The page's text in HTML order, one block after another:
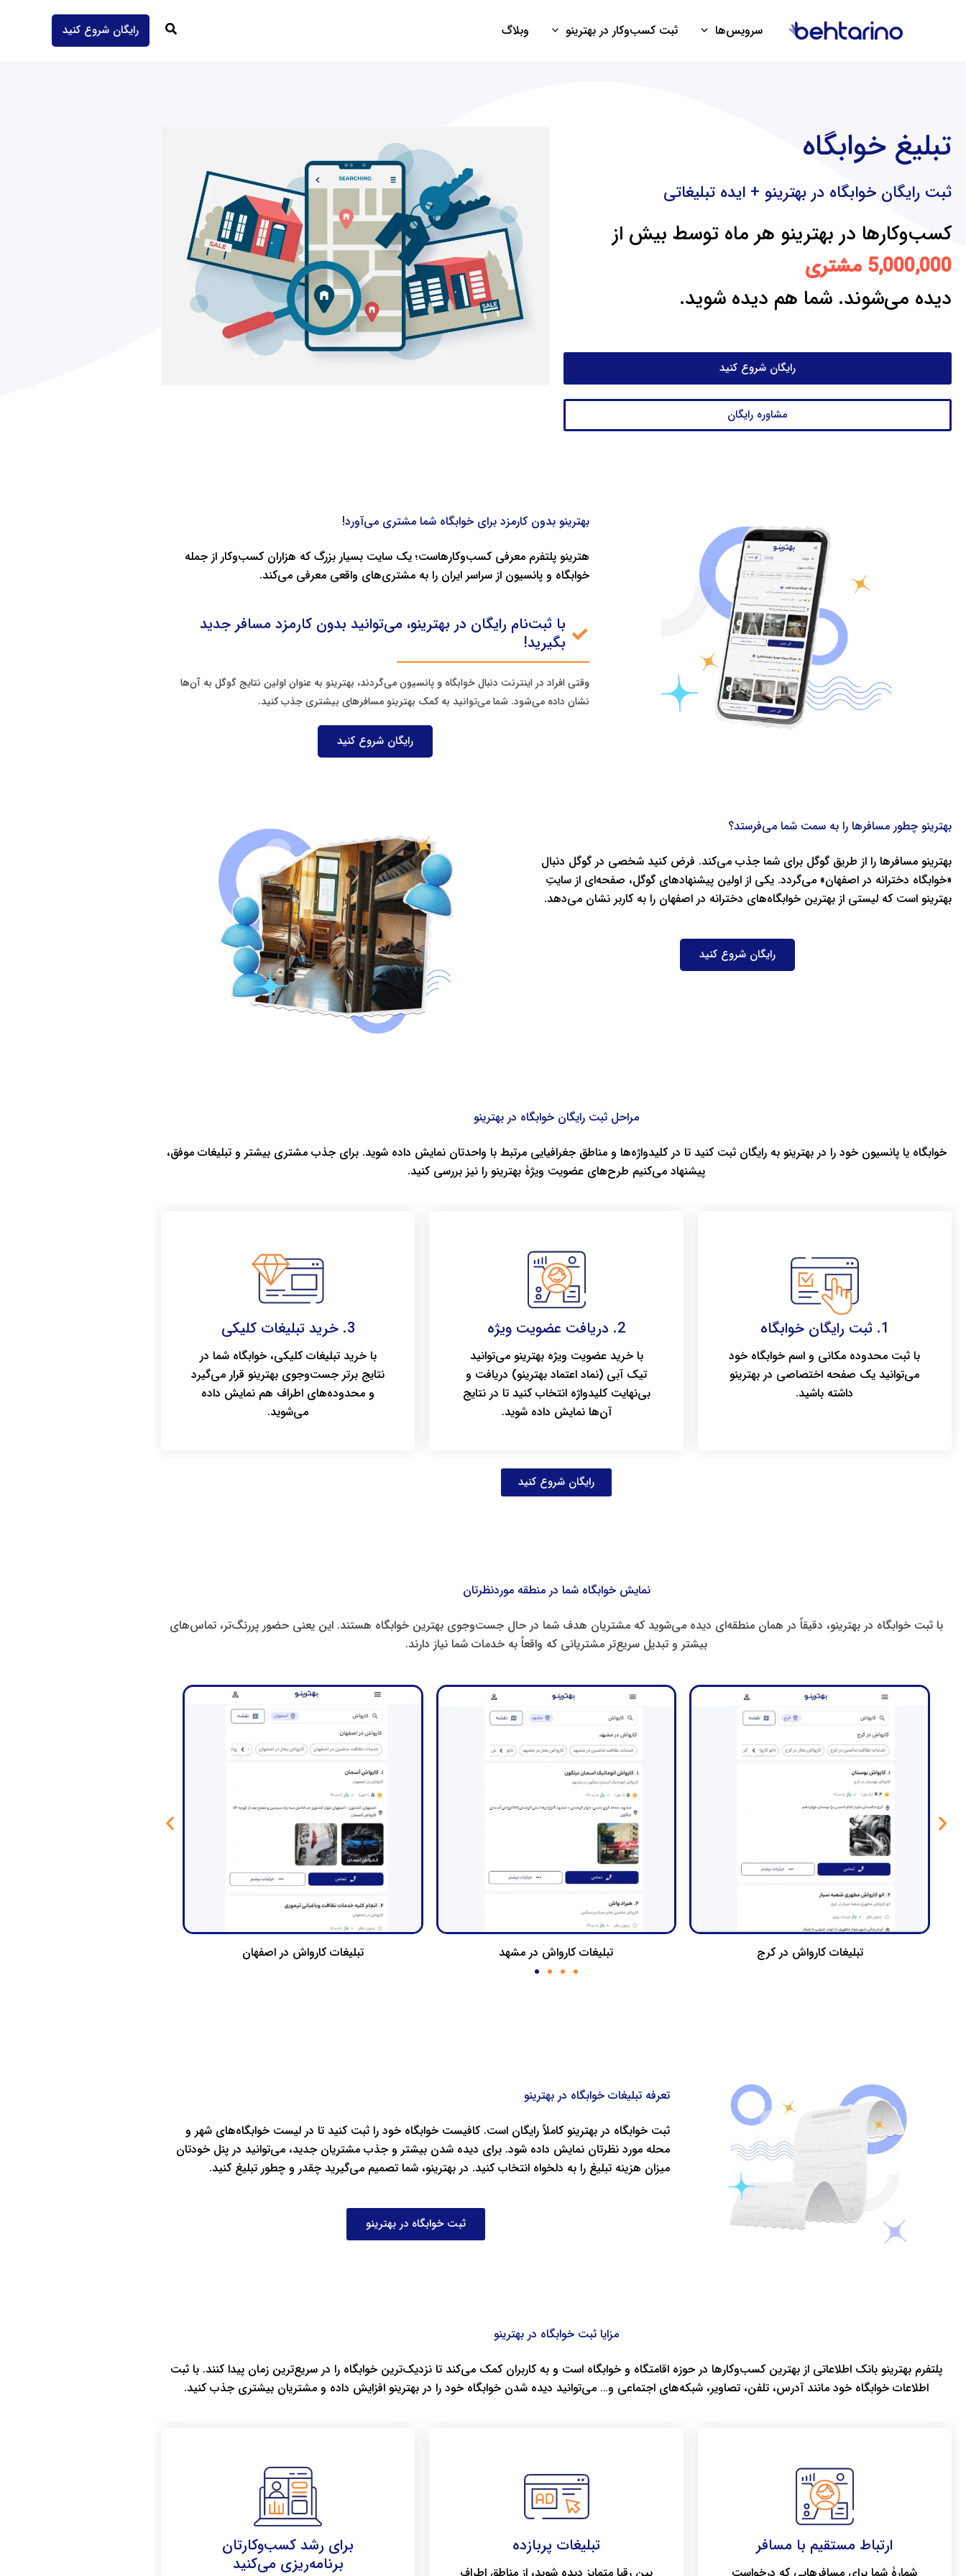
سرویس‌ها ثبت کسب‌وکار در بهترینو وبلاگ جستجورایگان شروع کنید
تبلیغ خوابگاه
ثبت رایگان خوابگاه در بهترینو + ایده تبلیغاتی
کسب‌وکارها در بهترینو هر ماه توسط بیش از
5,000,000 مشتری
دیده می‌شوند. شما هم دیده شوید.
رایگان شروع کنید
مشاوره رایگان
بهترینو بدون کارمزد برای خوابگاه شما مشتری می‌آورد!
هترینو پلتفرم معرفی کسب‌وکارهاست؛ یک سایت بسیار بزرگ که هزاران کسب‌وکار از جمله
خوابگاه و پانسیون از سراسر ایران را به مشتری‌های واقعی معرفی می‌کند.
با ثبت‌نام رایگان در بهترینو، می‌توانید بدون کارمزد مسافر جدید
بگیرید!
وقتی افراد در اینترنت دنبال خوابگاه و پانسیون می‌گردند، بهترینو به عنوان اولین نتایج گوگل به آن‌ها
نشان داده می‌شود. شما می‌توانید به کمک بهترینو مسافرهای بیشتری جذب کنید.
رایگان شروع کنید
بهترینو چطور مسافرها را به سمت شما می‌فرستد؟
بهترینو مسافرها را از طریق گوگل برای شما جذب می‌کند. فرض کنید شخصی در گوگل دنبال
«خوابگاه دخترانه در اصفهان» می‌گردد. یکی از اولین پیشنهادهای گوگل، صفحه‌ای از سایتِ
بهترینو است که لیستی از بهترین خوابگاه‌های دخترانه در اصفهان را به کاربر نشان می‌دهد.
رایگان شروع کنید
مراحل ثبت رایگان خوابگاه در بهترینو
خوابگاه یا پانسیون خود را در بهترینو به‌ رایگان ثبت کنید تا در کلیدواژه‌ها و مناطق جغرافیایی مرتبط با واحدتان نمایش داده شوید. برای جذب مشتری بیشتر و تبلیغات موفق،
پیشنهاد می‌کنیم طرح‌های عضویت ویژۀ بهترینو را نیز بررسی کنید.
1. ثبت رایگان خوابگاه
با ثبت محدوده مکانی و اسم خوابگاه خود
می‌توانید یک صفحه اختصاصی در بهترینو
داشته باشید.
2. دریافت عضویت ویژه
با خرید عضویت ویژه بهترینو می‌توانید
تیک آبی (نماد اعتماد بهترینو) دریافت و
بی‌نهایت کلیدواژه انتخاب کنید تا در نتایج
آن‌ها نمایش داده شوید.
3. خرید تبلیغات کلیکی
با خرید تبلیغات کلیکی، خوابگاه شما در
نتایج برتر جست‌وجوی بهترینو قرار می‌گیرد
و محدوده‌های اطراف هم نمایش داده
می‌شوید.
رایگان شروع کنید
نمایش خوابگاه شما در منطقه موردنظرتان
با ثبت خوابگاه در بهترینو، دقیقاً در همان منطقه‌ای دیده می‌شوید که مشتریان هدف شما در حال جست‌وجوی بهترین خوابگاه هستند. این یعنی حضور پررنگ‌تر، تماس‌های
بیشتر و تبدیل سریع‌تر مشتریانی که واقعاً به خدمات شما نیاز دارند.
تبلیغات کارواش در مشهد تبلیغات کارواش در کرج تبلیغات کارواش در تهران
تعرفه تبلیغات خوابگاه در بهترینو
ثبت خوابگاه در بهترینو کاملاً رایگان است. کافیست خوابگاه خود را ثبت کنید تا در لیست خوابگاه‌های شهر و
محله‌ مورد نظرتان نمایش داده شود. برای دیده شدن بیشتر و جذب مشتریان جدید، می‌توانید در پنل خودتان
میزان هزینه تبلیغ را به دلخواه انتخاب کنید. در بهترینو، شما تصمیم می‌گیرید چقدر و چطور تبلیغ کنید.
ثبت خوابگاه در بهترینو
مزایا ثبت خوابگاه در بهترینو
پلتفرم بهترینو بانک اطلاعاتی از بهترین کسب‌وکارها در حوزه اقامتگاه و خوابگاه است و به کاربران کمک می‌کند تا نزدیک‌ترین خوابگاه را در سریع‌ترین زمان پیدا کنند. با ثبت
اطلاعات خوابگاه خود مانند آدرس، تلفن، تصاویر، شبکه‌های اجتماعی و… می‌توانید دیده شدن خوابگاه خود را در بهترینو افزایش داده و مشتریان بیشتری جذب کنید.
ارتباط مستقیم با مسافر تبلیغات پربازده
برای رشد کسب‌وکارتان
برنامه‌ریزی می‌کنید